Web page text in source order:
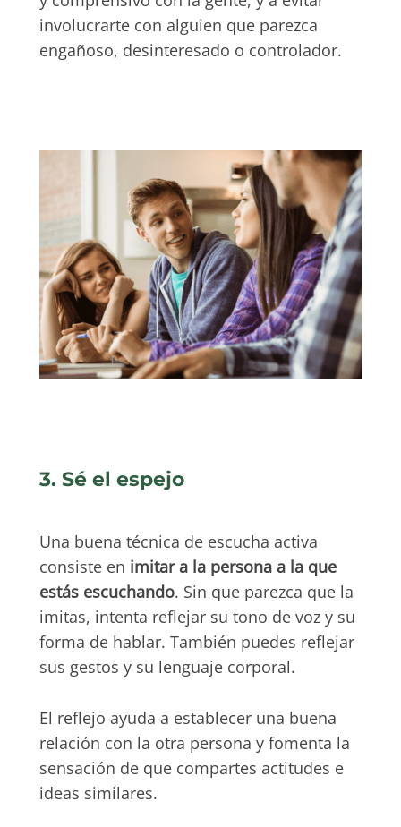
involucrarte con alguien que parezca
engañoso, desinteresado o controlador.
3. Sé el espejo
Una buena técnica de escucha activa
consiste en imitar a la persona a la que
estás escuchando. Sin que parezca que la
imitas, intenta reflejar su tono de voz y su
forma de hablar. También puedes reflejar
sus gestos y su lenguaje corporal.
El reflejo ayuda a establecer una buena
relación con la otra persona y fomenta la
sensación de que compartes actitudes e
ideas similares.